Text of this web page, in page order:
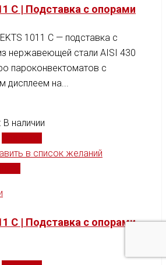
C | Подставка с опорами
1011 C — подставка с
нержавеющей стали AISI 430
пароконвектоматов с
дисплеем на...
В наличии
в список желаний
C | Подставка с опорами